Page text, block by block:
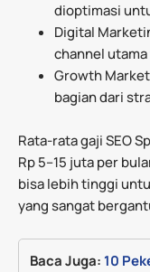
dioptimasi
Digital
channel
Growth
bagian dari
Rata-rata gaji SEO
Rp 5–15 juta per
bisa lebih tinggi
yang sangat
Baca Juga: 10